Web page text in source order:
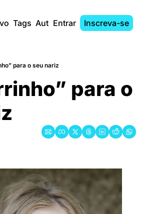
Tags AutoresEntrar Inscreva-se
para o seu nariz
para o